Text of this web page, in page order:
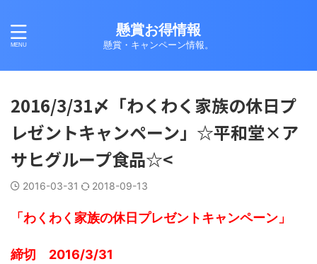
懸賞お得情報
懸賞・キャンペーン情報。
2016/3/31〆「わくわく家族の休日プ
レゼントキャンペーン」☆平和堂×ア
サヒグループ食品☆<
2016-03-31 2018-09-13
「わくわく家族の休日プレゼントキャンペーン」
締切 2016/3/31